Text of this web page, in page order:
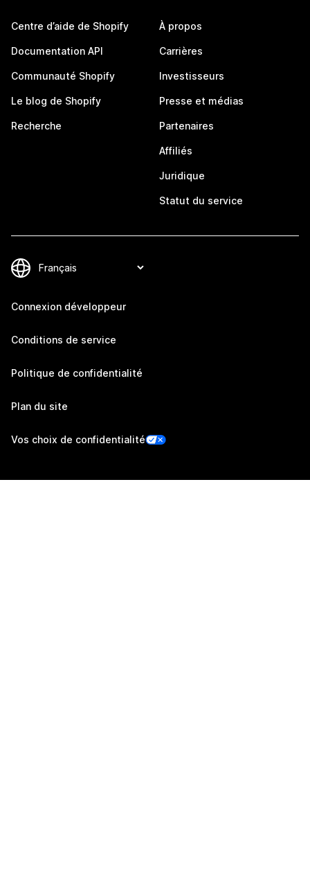
Centre d’aide de Shopify
Documentation API
Communauté Shopify
Le blog de Shopify
Recherche
À propos
Carrières
Investisseurs
Presse et médias
Partenaires
Affiliés
Juridique
Statut du service
Connexion développeur
Conditions de service
Politique de confidentialité
Plan du site
Vos choix de confidentialité